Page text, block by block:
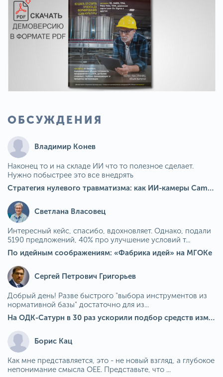
ОБСУЖДЕНИЯ
Владимир Конев
Наконец то и на складе ИИ что то полезное сделает.
Нужно побыстрее это все внедрять
Стратегия нулевого травматизма: как ИИ-камеры Camkord снижают риск наезда на пешехода при работе на погрузчике
Светлана Власовец
Интересный кейс, спасибо, вдохновляет. Однако, подали
5190 предложений, 40% про улучшение условий т...
По идейным соображениям: «Фабрика идей» на МГОКе
Сергей Петрович Григорьев
Добрый день! Разве быстрого "выбора инструментов из
нормативной базы" достаточно для из...
На ОДК-Сатурн в 30 раз ускорили подбор средств измерения для контроля качества продукции
Борис Кац
Как мне представляется, это - не новый взгляд, а глубокое
непонимание смысла OEE. Представьте, что ...